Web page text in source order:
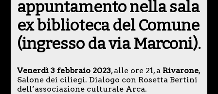
appuntamento nella sala
ex biblioteca del Comune
(ingresso da via Marconi).
Venerdì 3 febbraio 2023, alle ore 21, a Rivarone,
Salone dei ciliegi. Dialogo con Rosetta Bertini
dell’associazione culturale Arca.